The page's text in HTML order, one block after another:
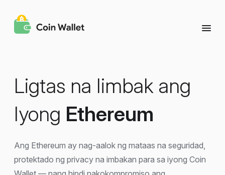
Ligtas na Iimbak ang
Iyong Ethereum
Ang Ethereum ay nag-aalok ng mataas na seguridad,
protektado ng privacy na imbakan para sa iyong Coin